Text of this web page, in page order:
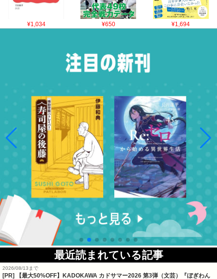
¥1,034 ¥650 ¥1,694
最近読まれている記事
2026/08/13まで
[PR]
【最大50%OFF】KADOKAWA カドサマー2026 第3弾（文芸）『ぼぎわん